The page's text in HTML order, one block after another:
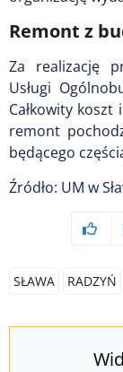
Remont z
Za realizację
Usługi
Całkowity koszt
remont
będącego
Źródło: UM w
SŁAWA RADZYŃ